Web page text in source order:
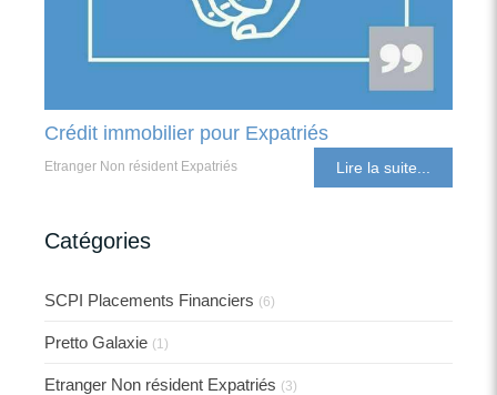
Crédit immobilier pour Expatriés
Etranger Non résident Expatriés Lire la suite...
Catégories
SCPI Placements Financiers (6)
Pretto Galaxie (1)
Etranger Non résident Expatriés (3)